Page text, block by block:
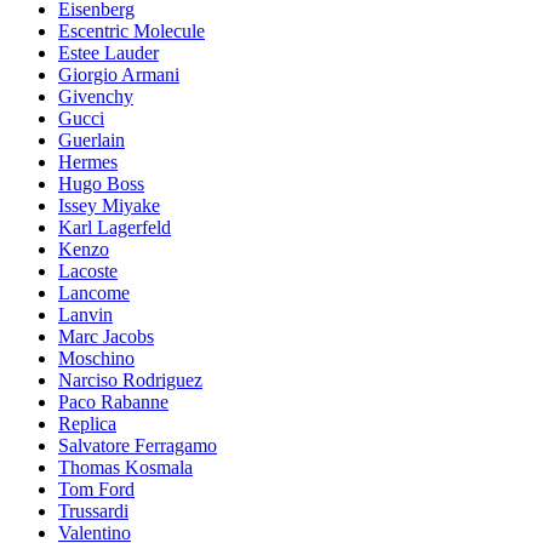
Eisenberg
Escentric Molecule
Estee Lauder
Giorgio Armani
Givenchy
Gucci
Guerlain
Hermes
Hugo Boss
Issey Miyake
Karl Lagerfeld
Kenzo
Lacoste
Lancome
Lanvin
Marc Jacobs
Moschino
Narciso Rodriguez
Paco Rabanne
Replica
Salvatore Ferragamo
Thomas Kosmala
Tom Ford
Trussardi
Valentino